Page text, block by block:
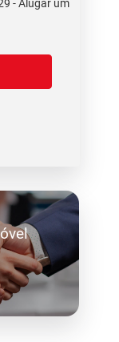
- Alugar um